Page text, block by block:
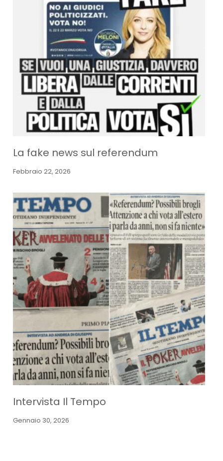
La fake news sul referendum
Febbraio 22, 2026
Intervista Il Tempo
Gennaio 30, 2026